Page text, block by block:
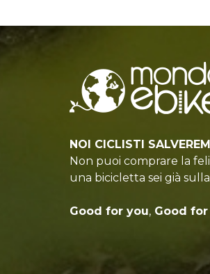
NOI CICLISTI
Non puoi comprare la
una bicicletta sei già
Good for you, Good